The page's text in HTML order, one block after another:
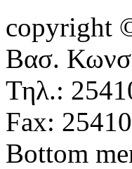
copyright
Βασ.
Τηλ.:
Fax:
Bottom